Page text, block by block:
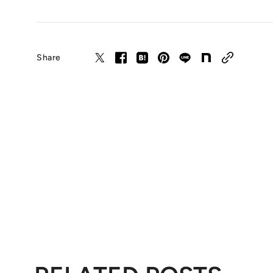
Share